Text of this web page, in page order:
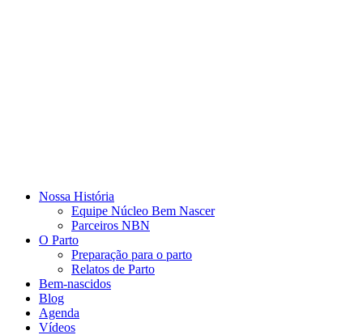
Nossa História
Equipe Núcleo Bem Nascer
Parceiros NBN
O Parto
Preparação para o parto
Relatos de Parto
Bem-nascidos
Blog
Agenda
Vídeos